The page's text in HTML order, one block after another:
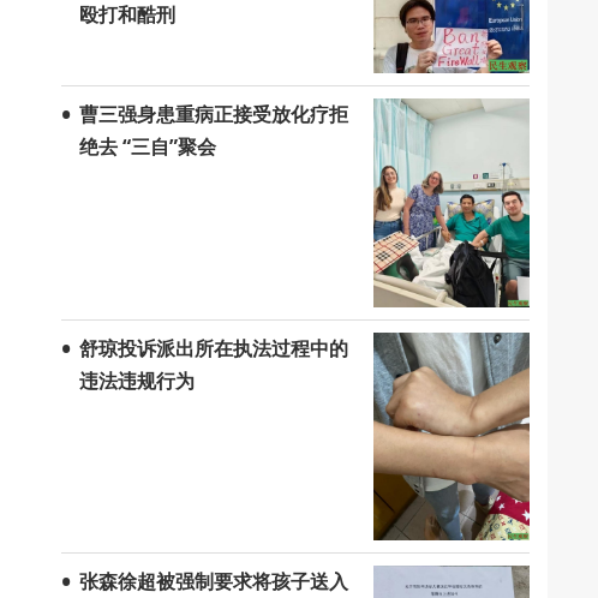
殴打和酷刑
曹三强身患重病正接受放化疗拒
绝去 “三自”聚会
舒琼投诉派出所在执法过程中的
违法违规行为
张森徐超被强制要求将孩子送入